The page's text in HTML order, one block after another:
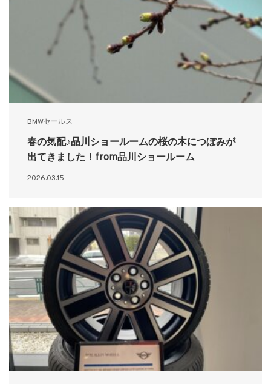
BMWセールス
春の気配♪品川ショールームの桜の木につぼみが
出てきました！from品川ショールーム
2026.03.15